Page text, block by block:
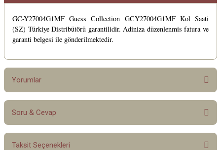
GC-Y27004G1MF Guess Collection GCY27004G1MF Kol Saati
(SZ) Türkiye Distribütörü garantilidir. Adiniza düzenlenmis fatura ve
garanti belgesi ile gönderilmektedir.
Yorumlar
Bu ürüne ilk yorumu siz yapın!
Soru & Cevap
Taksit Seçenekleri